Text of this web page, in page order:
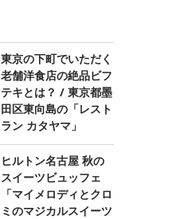
東京の下町でいただく
老舗洋食店の絶品ビフ
テキとは？ / 東京都墨
田区東向島の「レスト
ラン カタヤマ」
ヒルトン名古屋 秋の
スイーツビュッフェ
「マイメロディとクロ
ミのマジカルスイーツ